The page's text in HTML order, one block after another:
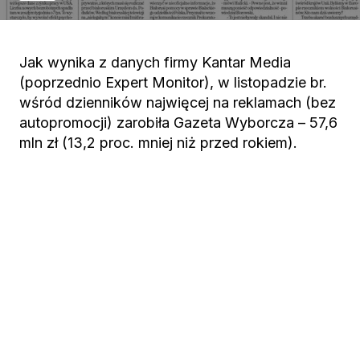
Jak wynika z danych firmy Kantar Media
(poprzednio Expert Monitor), w listopadzie br.
wśród dzienników najwięcej na reklamach (bez
autopromocji) zarobiła Gazeta Wyborcza – 57,6
mln zł (13,2 proc. mniej niż przed rokiem).